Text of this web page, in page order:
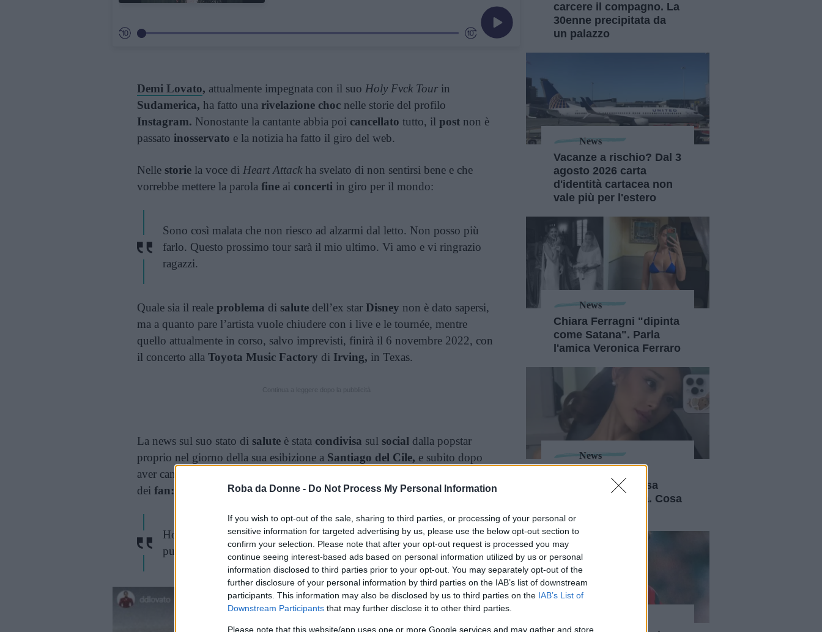
Roba da Donne - Do Not Process My Personal Information
If you wish to opt-out of the sale, sharing to third parties, or processing of your personal or
sensitive information for targeted advertising by us, please use the below opt-out section to
confirm your selection. Please note that after your opt-out request is processed you may
continue seeing interest-based ads based on personal information utilized by us or personal
information disclosed to third parties prior to your opt-out. You may separately opt-out of the
further disclosure of your personal information by third parties on the IAB’s list of downstream
participants. This information may also be disclosed by us to third parties on the IAB’s List of
Downstream Participants that may further disclose it to other third parties.
Please note that this website/app uses one or more Google services and may gather and store
Demi Lovato, attualmente impegnata con il suo Holy Fvck Tour in
Sudamerica, ha fatto una rivelazione choc nelle storie del profilo
Instagram. Nonostante la cantante abbia poi cancellato tutto, il post non è
passato inosservato e la notizia ha fatto il giro del web.
Nelle storie la voce di Heart Attack ha svelato di non sentirsi bene e che
vorrebbe mettere la parola fine ai concerti in giro per il mondo:
Sono così malata che non riesco ad alzarmi dal letto. Non posso più
farlo. Questo prossimo tour sarà il mio ultimo. Vi amo e vi ringrazio
ragazzi.
Quale sia il reale problema di salute dell’ex star Disney non è dato sapersi,
ma a quanto pare l’artista vuole chiudere con i live e le tournée, mentre
quello attualmente in corso, salvo imprevisti, finirà il 6 novembre 2022, con
il concerto alla Toyota Music Factory di Irving, in Texas.
La news sul suo stato di salute è stata condivisa sul social dalla popstar
proprio nel giorno della sua esibizione a Santiago del Cile, e subito dopo
aver cancellato la storia ne ha aggiunto delle altre in cui chiedeva il
dei fan: “Avrò bisogno di tutto il vostro aiuto”, eancora:
Ho a malapena voce. Stasera punterò spesso il microfono verso il
pubblico. Per favore, cantate per me.
carcere il compagno. La
30enne precipitata da
un palazzo
News
Vacanze a rischio? Dal 3
agosto 2026 carta
d'identità cartacea non
vale più per l'estero
News
Chiara Ferragni "dipinta
come Satana". Parla
l'amica Veronica Ferraro
News
prenderà una pausa
dalla vita pubblica. Cosa
sappiamo